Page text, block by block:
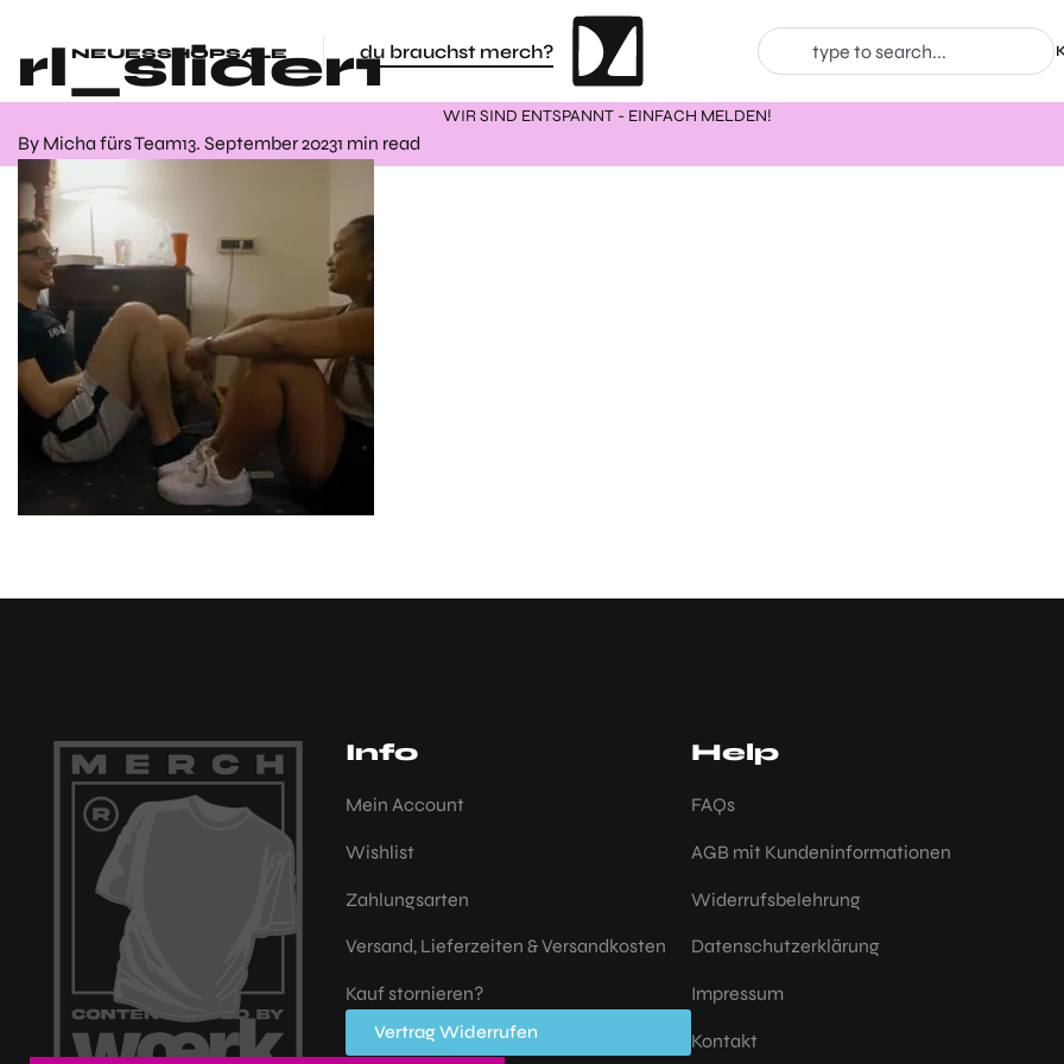
NEUESSHOPSALE du brauchst merch?
WIR SIND ENTSPANNT - EINFACH MELDEN!
rl_slider1
By Micha fürs Team13. September 20231 min read
Info
Mein Account
Wishlist
Zahlungsarten
Versand, Lieferzeiten & Versandkosten
Kauf stornieren?
Vertrag Widerrufen
Help
FAQs
AGB mit Kundeninformationen
Widerrufsbelehrung
Datenschutzerklärung
Impressum
Kontakt